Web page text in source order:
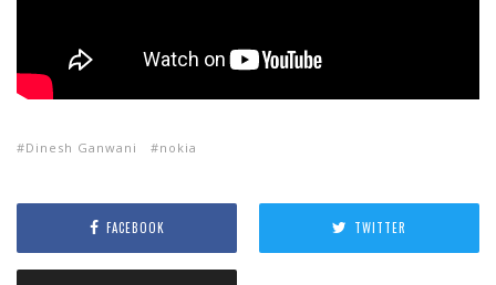
Dinesh Ganwani nokia
FACEBOOK TWITTER